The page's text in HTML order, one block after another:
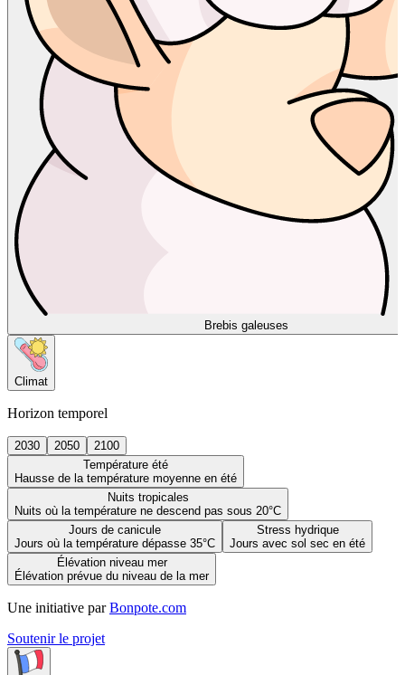
Brebis galeuses
Climat
Horizon temporel
2030 2050
2100
Température été
Hausse de la température moyenne en été
Nuits tropicales
Nuits où la température ne descend pas sous 20°C
Jours de canicule
Jours où la température dépasse 35°C
Stress hydrique
Jours avec sol sec en été
Élévation niveau mer
Élévation prévue du niveau de la mer
Une initiative par Bonpote.com
Soutenir le projet